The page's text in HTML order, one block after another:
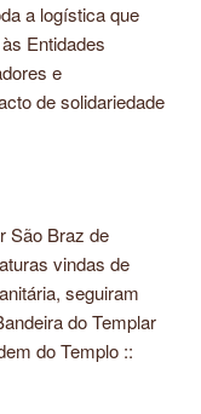
a logística que
Entidades
e
de solidariedade
São Braz de
vindas de
seguiram
do Templar
do Templo ::